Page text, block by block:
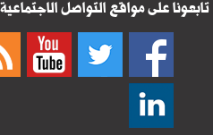
تابعونا على مواقع التواصل الاجتماعية